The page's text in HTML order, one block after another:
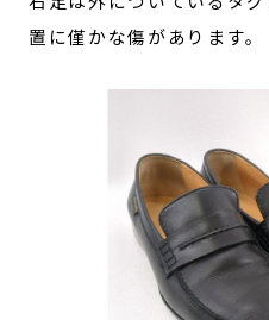
置に僅かな傷があります。